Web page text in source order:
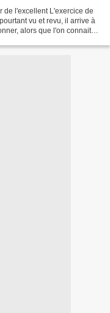
de l'excellent L'exercice de
vu et revu, il arrive à
alors que l'on connait